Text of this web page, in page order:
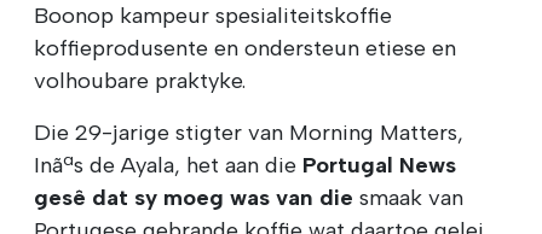
Boonop kampeur spesialiteitskoffie
koffieprodusente en ondersteun etiese en
volhoubare praktyke.
Die 29-jarige stigter van Morning Matters,
Inãªs de Ayala, het aan die Portugal News
gesê dat sy moeg was van die smaak van